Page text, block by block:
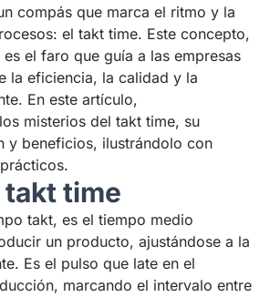
compás que marca el ritmo y la
el takt time. Este concepto,
el faro que guía a las empresas
la eficiencia, la calidad y la
En este artículo,
misterios del takt time, su
y beneficios, ilustrándolo con
takt time
takt, es el tiempo medio
un producto, ajustándose a la
Es el pulso que late en el
marcando el intervalo entre